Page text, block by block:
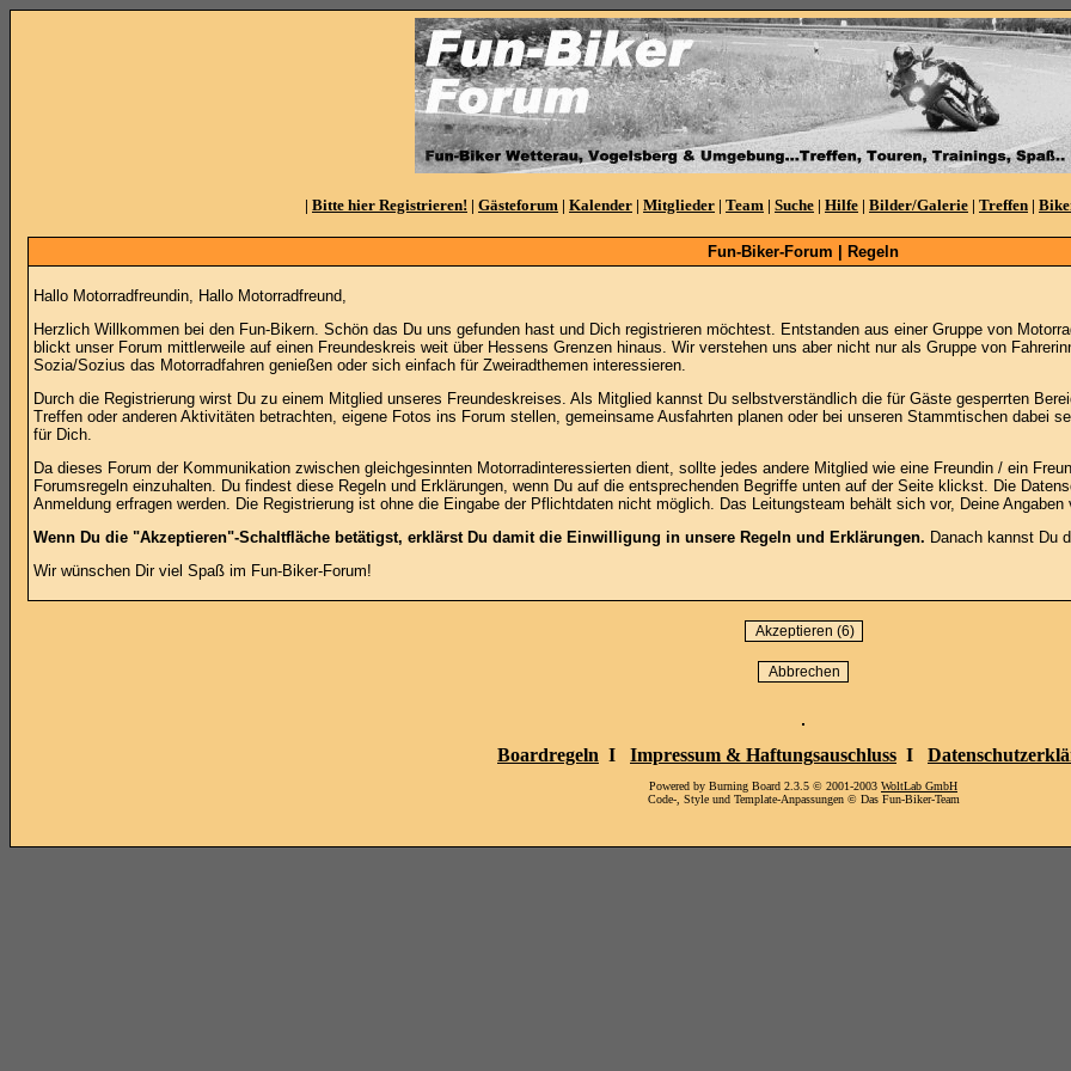
| Bitte hier Registrieren! | Gästeforum | Kalender | Mitglieder | Team | Suche | Hilfe | Bilder/Galerie | Treffen |
Fun-Biker-Forum | Regeln
Hallo Motorradfreundin, Hallo Motorradfreund,
Herzlich Willkommen bei den Fun-Bikern. Schön das Du uns gefunden hast und Dich registrieren möchtest. Entstanden aus einer Gruppe von
blickt unser Forum mittlerweile auf einen Freundeskreis weit über Hessens Grenzen hinaus. Wir verstehen uns aber nicht nur als Gruppe von
Sozia/Sozius das Motorradfahren genießen oder sich einfach für Zweiradthemen interessieren.
Durch die Registrierung wirst Du zu einem Mitglied unseres Freundeskreises. Als Mitglied kannst Du selbstverständlich die für Gäste gesperrten
Treffen oder anderen Aktivitäten betrachten, eigene Fotos ins Forum stellen, gemeinsame Ausfahrten planen oder bei unseren Stammtischen dabei
für Dich.
Da dieses Forum der Kommunikation zwischen gleichgesinnten Motorradinteressierten dient, sollte jedes andere Mitglied wie eine Freundin / ein
Forumsregeln einzuhalten. Du findest diese Regeln und Erklärungen, wenn Du auf die entsprechenden Begriffe unten auf der Seite klickst. Die
Anmeldung erfragen werden. Die Registrierung ist ohne die Eingabe der Pflichtdaten nicht möglich. Das Leitungsteam behält sich vor, Deine
Wenn Du die "Akzeptieren"-Schaltfläche betätigst, erklärst Du damit die Einwilligung in unsere Regeln und Erklärungen. Danach kannst Du
Wir wünschen Dir viel Spaß im Fun-Biker-Forum!
Boardregeln I Impressum & Haftungsauschluss I
Powered by Burning Board 2.3.5 © 2001-2003 WoltLab GmbH
Code-, Style und Template-Anpassungen © Das Fun-Biker-Team